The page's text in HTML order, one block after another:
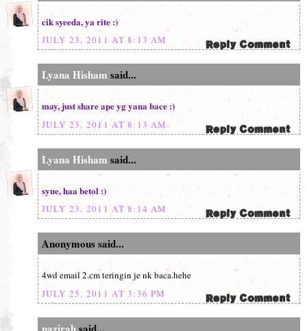
cik syeeda, ya rite :)
JULY 23, 2011 AT 8:13 AM
Lyana Hisham said...
may, just share ape yg yana bace :)
JULY 23, 2011 AT 8:13 AM
Lyana Hisham said...
syue, haa betol :)
JULY 23, 2011 AT 8:14 AM
Anonymous said...
4wd email 2.cm teringin je nk baca.hehe
JULY 25, 2011 AT 3:36 PM